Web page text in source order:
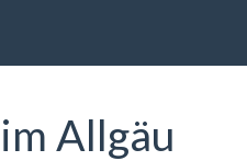
Allgäu